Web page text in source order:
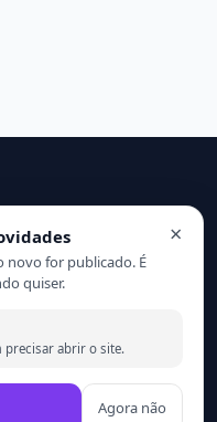
reservados.
×
novo for publicado. É
quiser.
precisar abrir o site.
Agora não